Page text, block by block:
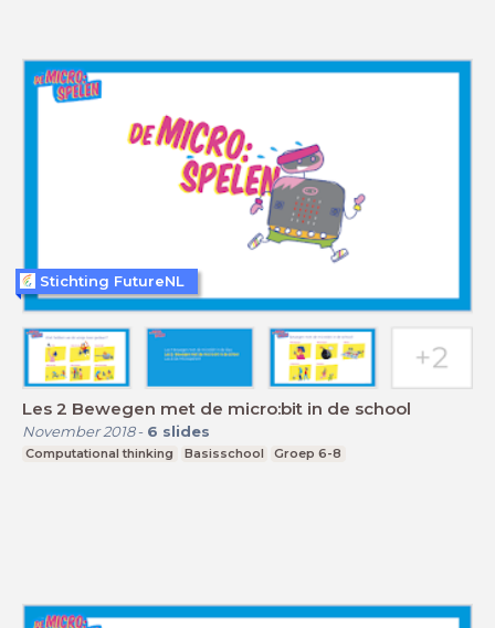
Les 2 Bewegen met de micro:bit in de school
November 2018- 6 slides
Computational thinking Basisschool Groep 6-8
Stichting FutureNL